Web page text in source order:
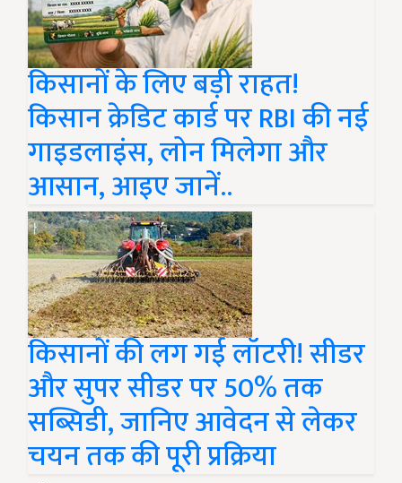
किसानों के लिए बड़ी राहत!
किसान क्रेडिट कार्ड पर RBI की नई
गाइडलाइंस, लोन मिलेगा और
आसान, आइए जानें..
किसानों की लग गई लॉटरी! सीडर
और सुपर सीडर पर 50% तक
सब्सिडी, जानिए आवेदन से लेकर
चयन तक की पूरी प्रक्रिया